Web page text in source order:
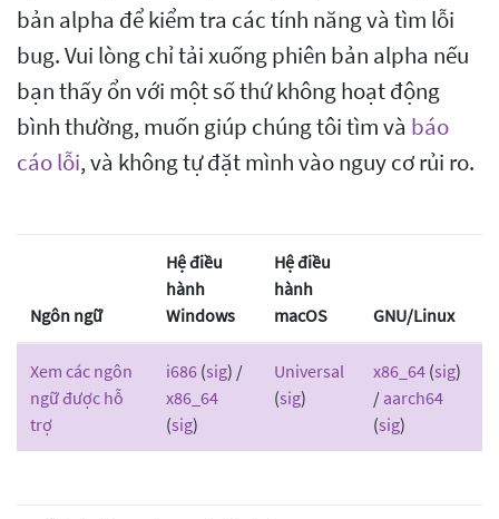
bản alpha để kiểm tra các tính năng và tìm lỗi
bug. Vui lòng chỉ tải xuống phiên bản alpha nếu
bạn thấy ổn với một số thứ không hoạt động
bình thường, muốn giúp chúng tôi tìm và báo
cáo lỗi, và không tự đặt mình vào nguy cơ rủi ro.
Ngôn ngữ
Hệ điều
hành
Windows
Hệ điều
hành
macOS
GNU/Linux
Xem các ngôn
ngữ được hỗ
trợ
i686 (sig) /
x86_64
(sig)
Universal
(sig)
x86_64 (sig)
/ aarch64
(sig)